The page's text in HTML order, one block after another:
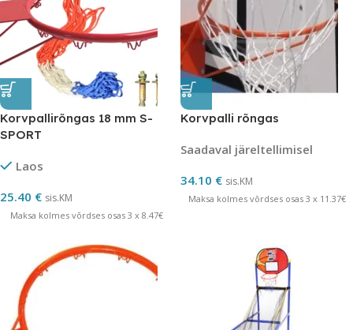
Korvpallirõngas 18 mm S-
SPORT
Laos
25.40 € sis.KM
Maksa kolmes võrdses osas 3 x 8.47€
Korvpalli rõngas
Saadaval järeltellimisel
34.10 € sis.KM
Maksa kolmes võrdses osas 3 x 11.37€